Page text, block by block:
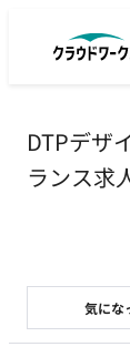
DTPデザ
ランス求
気にな